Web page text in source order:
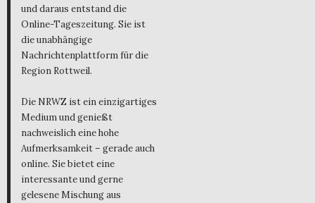
und daraus entstand die
Online-Tageszeitung. Sie ist
die unabhängige
Nachrichtenplattform für die
Region Rottweil.
Die NRWZ ist ein einzigartiges
Medium und genießt
nachweislich eine hohe
Aufmerksamkeit – gerade auch
online. Sie bietet eine
interessante und gerne
gelesene Mischung aus